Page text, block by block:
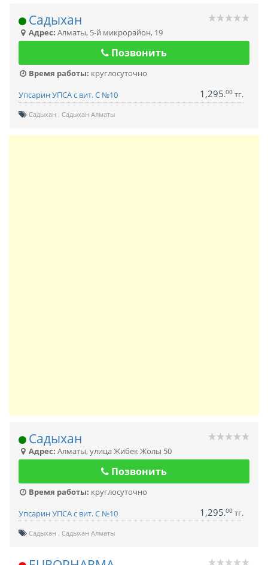
Садыхан
Адрес: Алматы, 5-й микрорайон, 19
Позвонить
Время работы: круглосуточно
Упсарин УПСА с вит. С №10
1,295.00 тг.
Садыхан Садыхан Алматы
Садыхан
Адрес: Алматы,улица Жибек Жолы 50
Позвонить
Время работы: круглосуточно
Упсарин УПСА с вит. С №10
1,295.00 тг.
Садыхан Садыхан Алматы